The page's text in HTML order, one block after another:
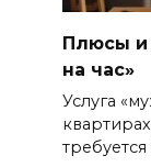
Плюсы и
на час»
Услуга